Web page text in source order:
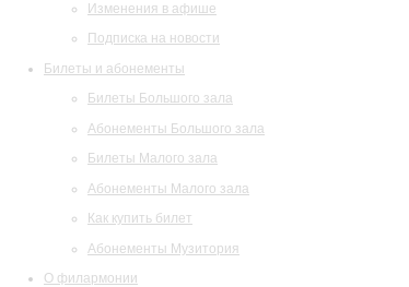
Изменения в афише
Подписка на новости
Билеты и абонементы
Билеты Большого зала
Абонементы Большого зала
Билеты Малого зала
Абонементы Малого зала
Как купить билет
Абонементы Музитория
О филармонии